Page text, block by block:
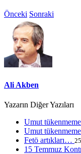
Önceki Sonraki
Ali Akben
Yazarın Diğer Yazıları
Umut
Umut
Fetö artıkları…
15 Temmuz